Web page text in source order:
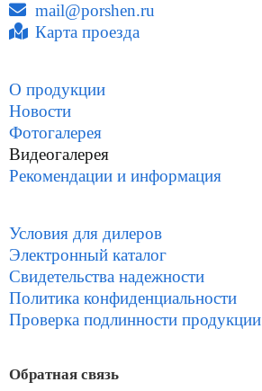
mail@porshen.ru
Карта проезда
О продукции
Новости
Фотогалерея
Видеогалерея
Рекомендации и информация
Условия для дилеров
Электронный каталог
Свидетельства надежности
Политика конфиденциальности
Проверка подлинности продукции
Обратная связь